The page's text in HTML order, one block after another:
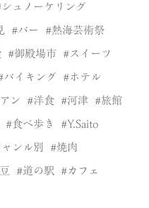
シュノーケリング
バー 熱海芸術祭
御殿場市 スイーツ
バイキング ホテル
ン 洋食 河津 旅館
食べ歩き Y.Saito
ャンル別 焼肉
道の駅 カフェ